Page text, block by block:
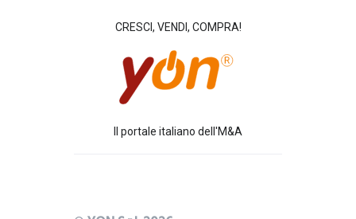
CRESCI, VENDI, COMPRA!
Il portale italiano dell'M&A